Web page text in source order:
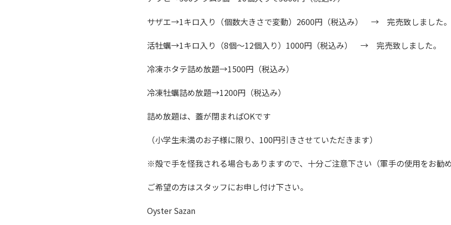
サザエ→1キロ入り（個数大きさで変動）2600円（税込み） → 完売致しました。
活牡蠣→1キロ入り（8個～12個入り）1000円（税込み） → 完売致しました。
冷凍ホタテ詰め放題→1500円（税込み）
冷凍牡蠣詰め放題→1200円（税込み）
詰め放題は、蓋が閉まればOKです
（小学生未満のお子様に限り、100円引きさせていただきます）
※殻で手を怪我される場合もありますので、十分ご注意下さい（軍手の使用をお勧め
ご希望の方はスタッフにお申し付け下さい。
Oyster Sazan